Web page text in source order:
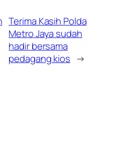
Terima Kasih Polda
Metro Jaya sudah
hadir bersama
pedagang kios →